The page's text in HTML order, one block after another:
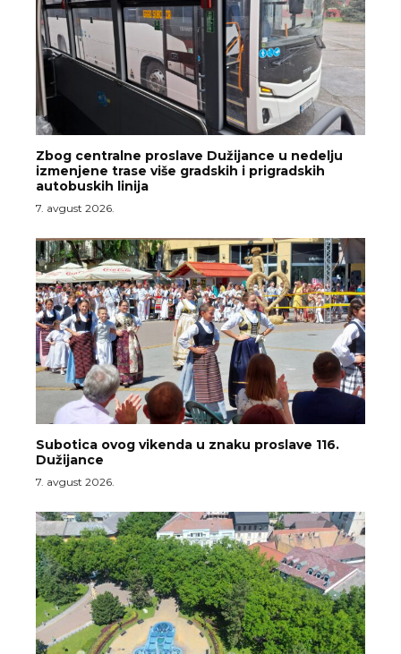
Zbog centralne proslave Dužijance u nedelju
izmenjene trase više gradskih i prigradskih
autobuskih linija
7. avgust 2026.
Subotica ovog vikenda u znaku proslave 116.
Dužijance
7. avgust 2026.